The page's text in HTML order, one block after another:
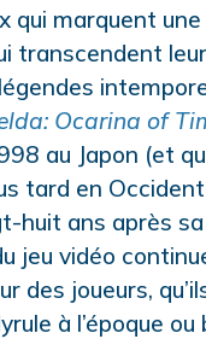
qui marquent
transcendent
Ocarina of
au Japon (et
tard en
huit ans après
jeu vidéo
des joueurs,
à l’époque ou